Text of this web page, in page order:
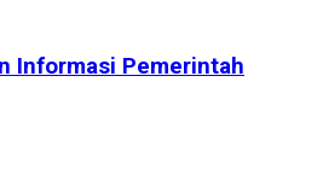
Informasi Pemerintah